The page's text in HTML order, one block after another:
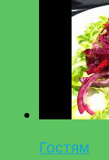
Гостям